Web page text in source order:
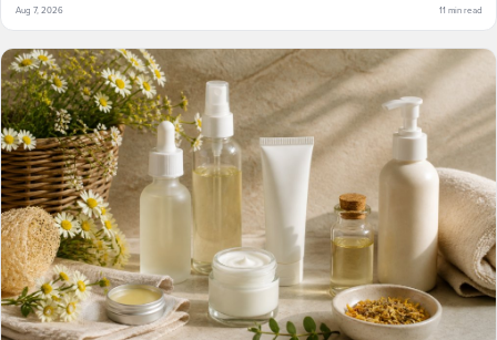
Aug 7, 2026 11 min read